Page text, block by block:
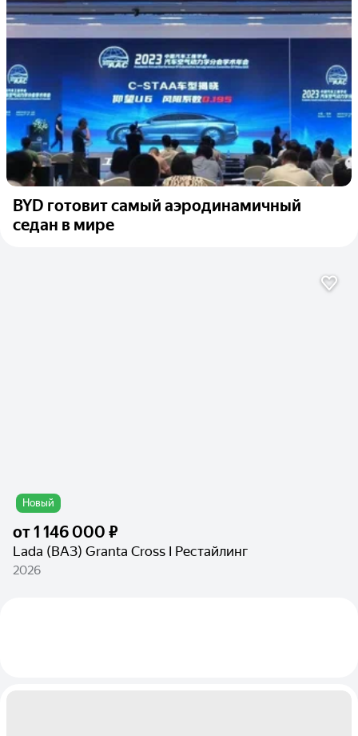
BYD готовит самый аэродинамичный
седан в мире
Новый
от1 146 000 ₽
Lada (ВАЗ) Granta Cross I Рестайлинг
2026